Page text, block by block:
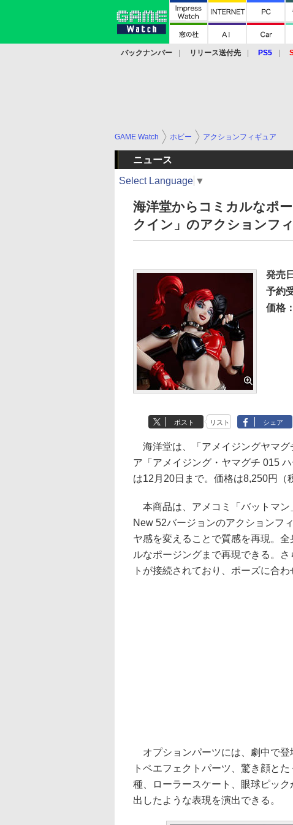
バックナンバー リリース送付先 PS5
GAME Watch ホビー アクションフィギュア
ニュース
Select Language ▼
海洋堂からコミカルなポ
クイン」のアクションフ
発売
予約
価格
ポスト リスト シェア
海洋堂は、「アメイジングヤマグ
ア「アメイジング・ヤマグチ 015
は12月20日まで。価格は8,250円（
本商品は、アメコミ「バットマン
New 52バージョンのアクションフ
ヤ感を変えることで質感を再現。
ルなポージングまで再現できる。
トが接続されており、ポーズに合
オプションパーツには、劇中で登
トペエフェクトパーツ、驚き顔と
種、ローラースケート、眼球ピッ
出したような表現を演出できる。